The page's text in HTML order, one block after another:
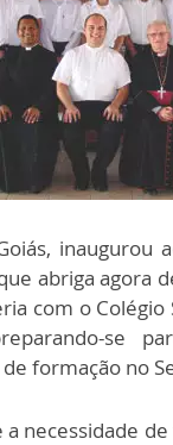
abriga
com o Colégio
se
formação no
necessidade